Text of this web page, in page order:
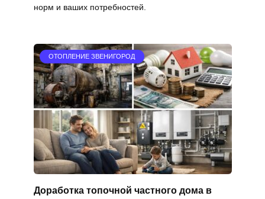
норм и ваших потребностей.
ОТОПЛЕНИЕ ЗВЕНИГОРОД
Доработка топочной частного дома в